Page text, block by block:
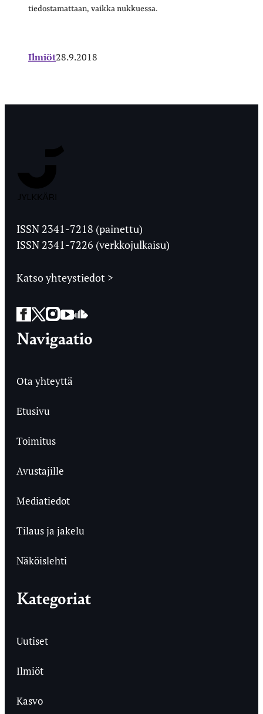
tiedostamattaan, vaikka nukkuessa.
Ilmiöt28.9.2018
Ylioppilaslehti
ISSN 2341-7218 (painettu)
ISSN 2341-7226 (verkkojulkaisu)
Katso yhteystiedot >
Facebook
Twitter
Instagram
YouTube
SoundCloud
Navigaatio
Ota yhteyttä
Etusivu
Toimitus
Avustajille
Mediatiedot
Tilaus ja jakelu
Näköislehti
Kategoriat
Uutiset
Ilmiöt
Kasvo